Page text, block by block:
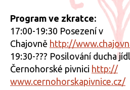
Program ve zkratce:
17:00-19:30 Posezení v
Chajovně http://
19:30-??? Posilování ducha
Černohorské pivnici http://
www.cernohorskapivnice.cz/